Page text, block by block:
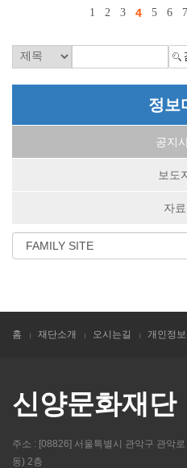
1 2 3 4 5 6 7
정보
공지
보도
자
홈 재단소개 오시는길 개인정
신양문화재단
주소 : [08826] 서울특별시 관악구 관악
동) 2층